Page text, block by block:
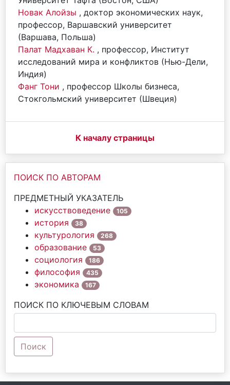
Новак Алойзы , доктор экономических наук,
профессор, Варшавский университет
(Варшава, Польша)
Палат Мадхаван К. , профессор, Институт
исследований мира и конфликтов (Нью-Дели,
Индия)
Фанг Тони , профессор Школы бизнеса,
Стокгольмский университет (Швеция)
К началу страницы
ПОИСК ПО АВТОРАМ
ПРЕДМЕТНЫЙ УКАЗАТЕЛЬ
искусствоведение
105
история 38
культурология 268
образование 53
социология 186
философия 435
экономика 167
ПОИСК ПО КЛЮЧЕВЫМ СЛОВАМ
Поиск